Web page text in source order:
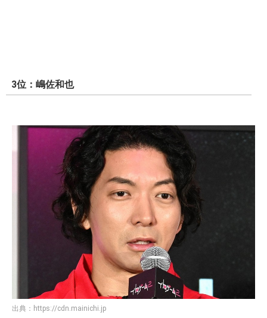
3位：嶋佐和也
出典： https://cdn.mainichi.jp